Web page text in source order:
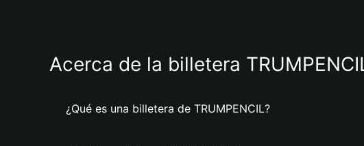
Acerca de la billetera
¿Qué es una billetera de TRUMPENCIL?